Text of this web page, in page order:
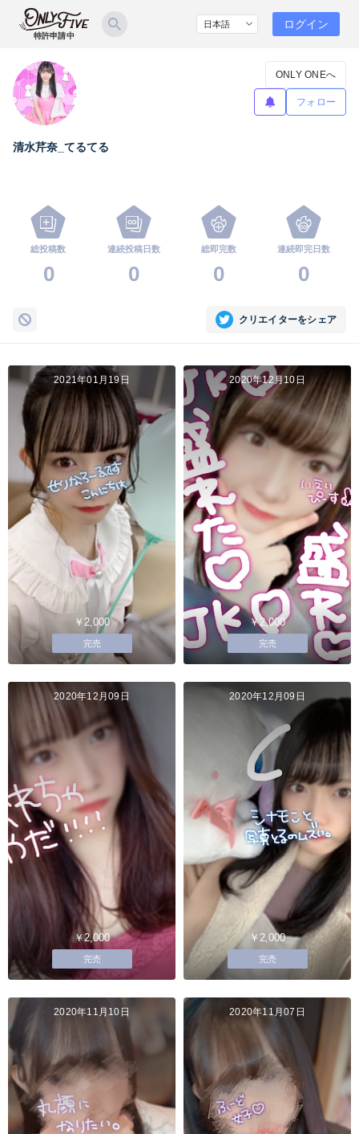
特許申請中
ログイン
清水芹奈_てるてる
ONLY ONEへ
フォロー
総投稿数
0
連続投稿日数
0
総即完数
0
連続即完日数
0
クリエイターをシェア
2021年01月19日
￥2,000
完売
2020年12月10日
￥2,000
完売
2020年12月09日
￥2,000
完売
2020年12月09日
￥2,000
完売
2020年11月10日 2020年11月07日